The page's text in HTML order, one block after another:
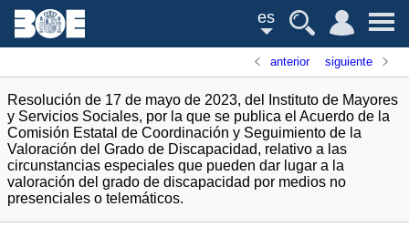
es
anterior siguiente
Resolución de 17 de mayo de 2023, del Instituto de Mayores
y Servicios Sociales, por la que se publica el Acuerdo de la
Comisión Estatal de Coordinación y Seguimiento de la
Valoración del Grado de Discapacidad, relativo a las
circunstancias especiales que pueden dar lugar a la
valoración del grado de discapacidad por medios no
presenciales o telemáticos.